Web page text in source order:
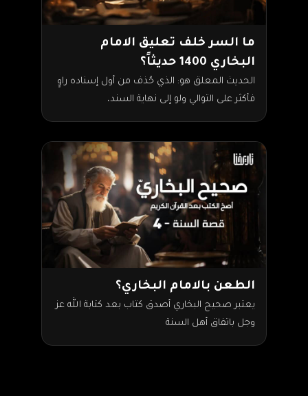
ما السر خلف تعليق الامام
البخاري 1400 حديثاً؟
الحديث المعلق هو: الذي حُذف من أول إسناده راوٍ
فأكثر على التوالي ولو إلى نهاية السند،
الطعن بالامام البخاري؟
يعتبر صحيح البخاري أصدق كتاب بعد كتابة الله عز
وجل باتفاق أهل السنة